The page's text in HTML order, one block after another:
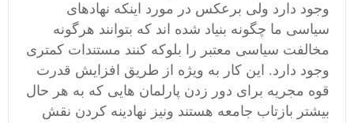
وجود دارد ولی برعکس در مورد اینکه نهادهای
سیاسی ما چگونه بنیاد شده اند که بتوانند هرگونه
مخالفت سیاسی معتبر را بلوکه کنند مستندات کمتری
وجود دارد. این کار به ویژه از طریق افزایش قدرت
قوه مجریه برای دور زدن پارلمان هایی که به هر حال
بیشتر بازتاب جامعه هستند ونیز نهادینه کردن نقش